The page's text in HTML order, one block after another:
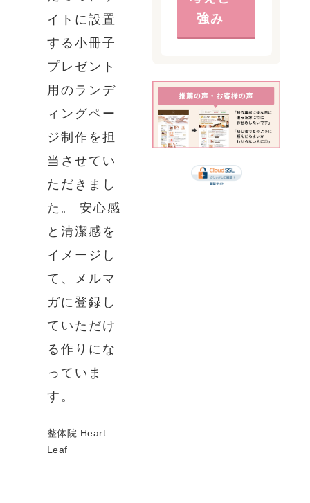
強み
イトに設置
する小冊子
プレゼント
用のランデ
ィングペー
ジ制作を担
当させてい
ただきまし
た。 安心感
と清潔感を
イメージし
て、メルマ
ガに登録し
ていただけ
る作りにな
っていま
す。
整体院 Heart
Leaf